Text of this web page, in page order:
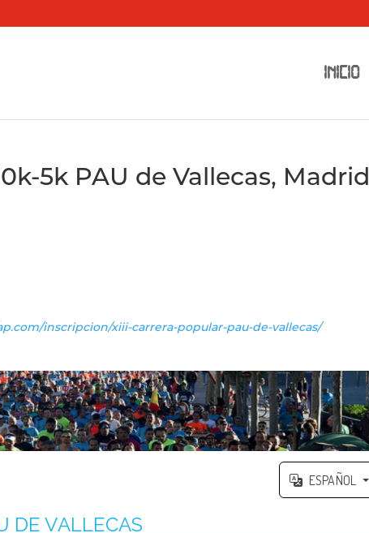
INICIO
5k PAU de Vallecas, Madrid
inscripcion/xiii-carrera-popular-pau-de-vallecas/